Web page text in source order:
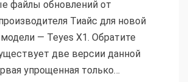
файлы обновлений от
Тиайс для новой
— Teyes X1. Обратите
две версии данной
упрощенная только…